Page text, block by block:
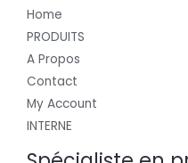
Home
PRODUITS
A Propos
Contact
My Account
INTERNE